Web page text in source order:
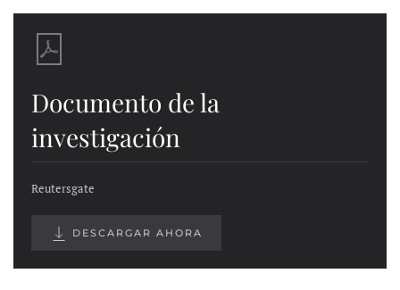
Documento de la
investigación
Reutersgate
DESCARGAR AHORA